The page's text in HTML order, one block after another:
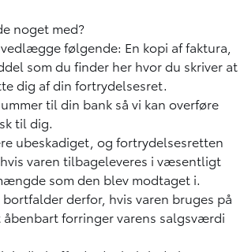
noget med?
følgende: En kopi af faktura,
som du finder her hvor du skriver at
dig af din fortrydelsesret.
til din bank så vi kan overføre
til dig.
ubeskadiget, og fortrydelsesretten
varen tilbageleveres i væsentligt
som den blev modtaget i.
derfor, hvis varen bruges på
åbenbart forringer varens salgsværdi